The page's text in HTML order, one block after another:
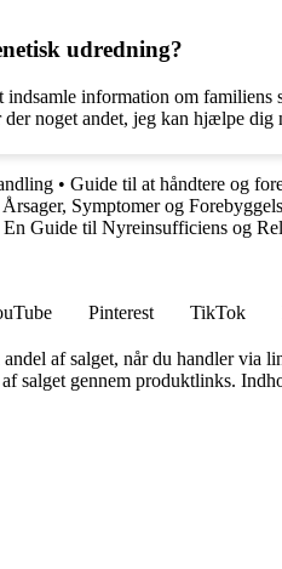
udredning?
indsamle information om
noget andet, jeg kan hjælpe dig
• Guide til at håndtere og
Symptomer og
En Guide til Nyreinsufficiens og
Pinterest TikTok
af salget, når du handler via
gennem produktlinks.